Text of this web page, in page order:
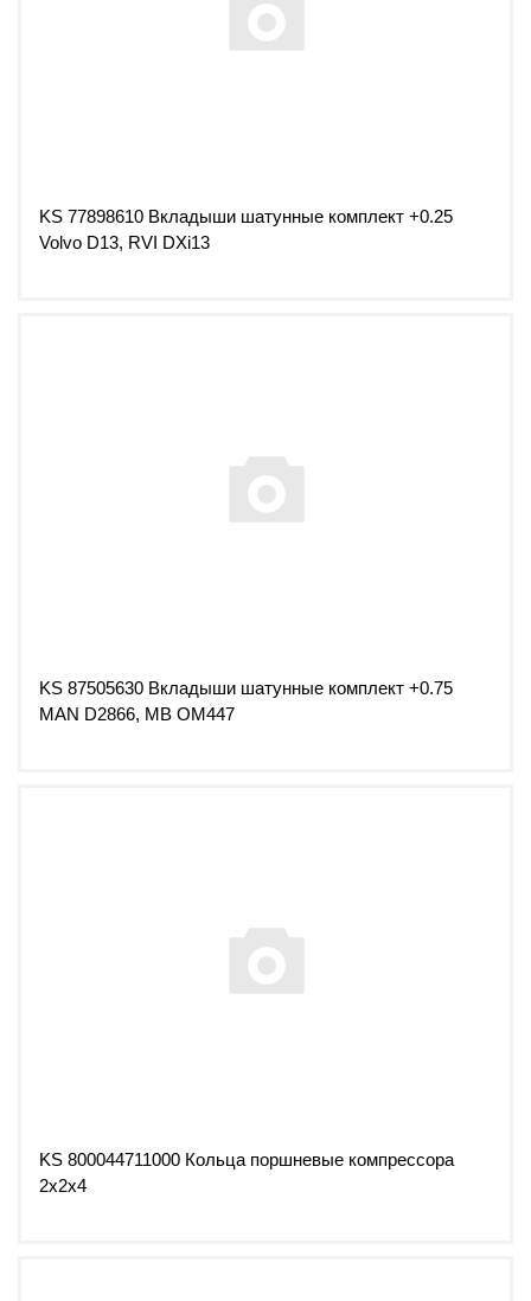
KS 77898610 Вкладыши шатунные комплект +0.25
Volvo D13, RVI DXi13
KS 87505630 Вкладыши шатунные комплект +0.75
MAN D2866, MB OM447
KS 800044711000 Кольца поршневые компрессора
2x2x4